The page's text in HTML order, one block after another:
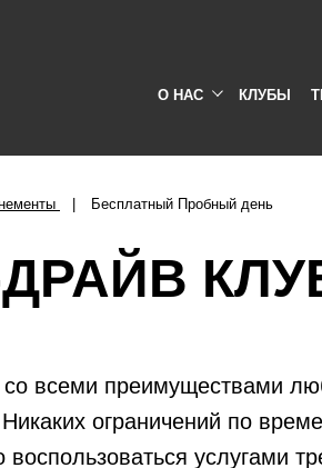
О НАС КЛУБЫ
Бесплатный Пробный день
всеми преимуществами
ограничений по
услугами